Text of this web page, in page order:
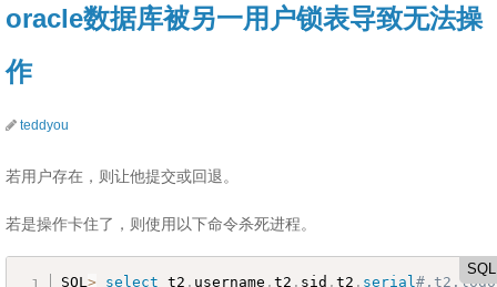
oracle数据库被另一用户锁表导致无法操
作
teddyou
若用户存在，则让他提交或回退。
若是操作卡住了，则使用以下命令杀死进程。
SQL
SQL> select t2 . username ,t2 . sid ,t2 . serial